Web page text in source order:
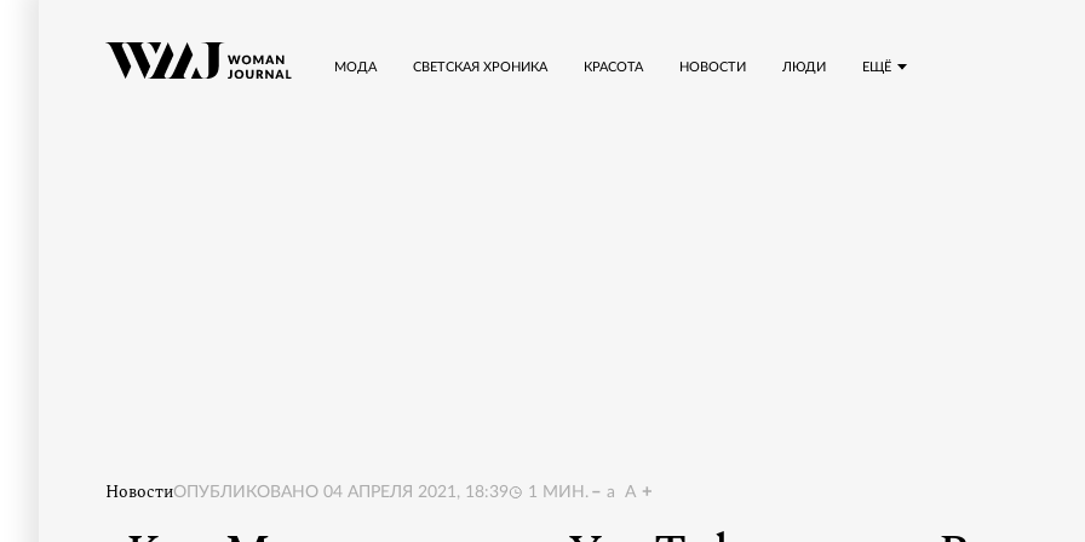
ЕЩЁ
МОДА СВЕТСКАЯ ХРОНИКА КРАСОТА НОВОСТИ ЛЮДИ
НовостиОПУБЛИКОВАНО 04 АПРЕЛЯ 2021, 18:39 1 МИН. a A